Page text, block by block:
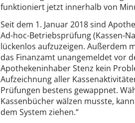
funktioniert jetzt innerhalb von
Seit dem 1. Januar 2018 sind
Ad-hoc-Betriebsprüfung (Kassen-
lückenlos aufzuzeigen. Außerdem
das Finanzamt unangemeldet vor
Apothekeninhaber Stenz kein
Aufzeichnung aller
Prüfungen bestens gewappnet.
Kassenbücher wälzen musste,
dem System ziehen.“